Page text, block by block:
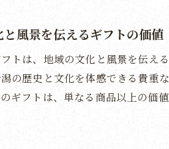
地
地
カタロ
風景を伝えるギフトの価値
トは、地域の文化と風景を伝え
の歴史と文化を体感できる貴重
ギフトは、単なる商品以上の価